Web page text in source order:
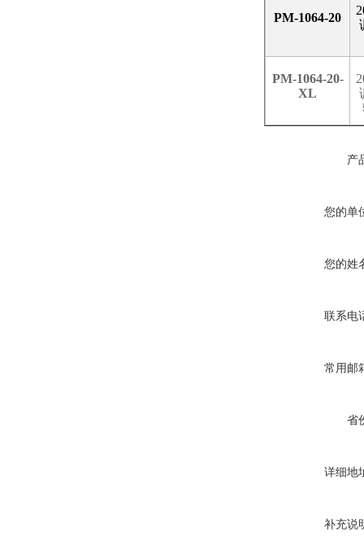
PM-1064-20
PM-1064-20-
XL
产
您的单
您的姓
联系电
常用邮
省
详细地
补充说